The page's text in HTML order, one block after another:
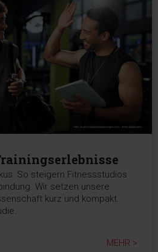
So steigern Fitnessstudios
Wir setzen unsere
kurz und kompakt.
MEHR >